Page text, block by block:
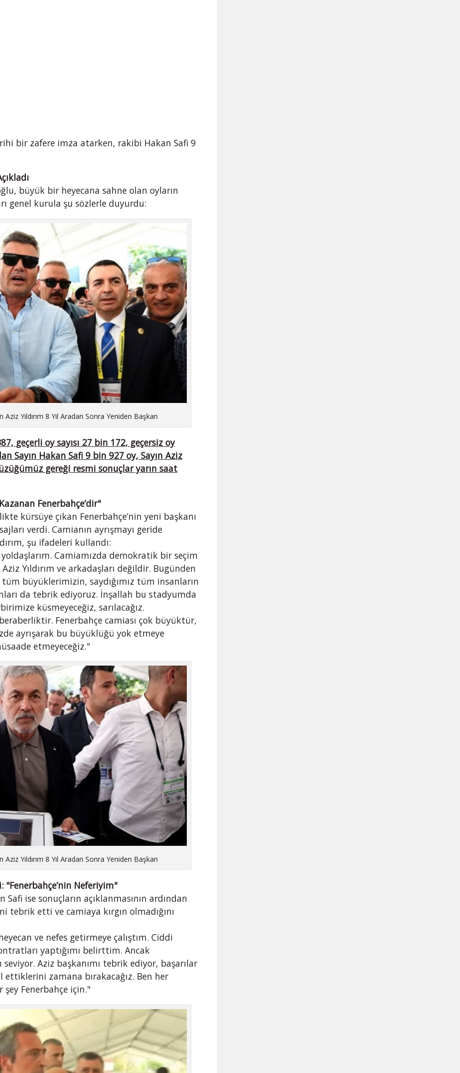
bir zafere imza atarken, rakibi Hakan Safi 9
büyük bir heyecana sahne olan oyların
genel kurula şu sözlerle duyurdu:
Yıldırım 8 Yıl Aradan Sonra Yeniden Başkan
geçerli oy sayısı 27 bin 172, geçersiz oy
Sayın Hakan Safi 9 bin 927 oy, Sayın Aziz
gereği resmi sonuçlar yarın saat
Fenerbahçe’dir"
kürsüye çıkan Fenerbahçe’nin yeni başkanı
verdi. Camianın ayrışmayı geride
şu ifadeleri kullandı:
Camiamızda demokratik bir seçim
Yıldırım ve arkadaşları değildir. Bugünden
büyüklerimizin, saydığımız tüm insanların
da tebrik ediyoruz. İnşallah bu stadyumda
küsmeyeceğiz, sarılacağız.
Fenerbahçe camiası çok büyüktür,
ayrışarak bu büyüklüğü yok etmeye
etmeyeceğiz."
Yıldırım 8 Yıl Aradan Sonra Yeniden Başkan
"Fenerbahçe’nin Neferiyim"
ise sonuçların açıklanmasının ardından
tebrik etti ve camiaya kırgın olmadığını
ve nefes getirmeye çalıştım. Ciddi
yaptığımı belirttim. Ancak
seviyor. Aziz başkanımı tebrik ediyor, başarılar
zamana bırakacağız. Ben her
Fenerbahçe için."